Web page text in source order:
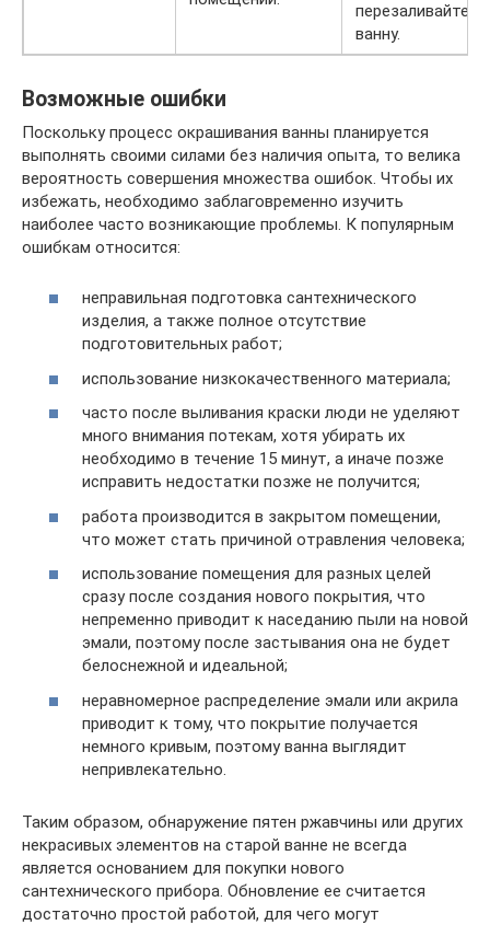
перезаливайте
ванну.
Возможные ошибки
Поскольку процесс окрашивания ванны планируется
выполнять своими силами без наличия опыта, то велика
вероятность совершения множества ошибок. Чтобы их
избежать, необходимо заблаговременно изучить
наиболее часто возникающие проблемы. К популярным
ошибкам относится:
неправильная подготовка сантехнического
изделия, а также полное отсутствие
подготовительных работ;
использование низкокачественного материала;
часто после выливания краски люди не уделяют
много внимания потекам, хотя убирать их
необходимо в течение 15 минут, а иначе позже
исправить недостатки позже не получится;
работа производится в закрытом помещении,
что может стать причиной отравления человека;
использование помещения для разных целей
сразу после создания нового покрытия, что
непременно приводит к наседанию пыли на новой
эмали, поэтому после застывания она не будет
белоснежной и идеальной;
неравномерное распределение эмали или акрила
приводит к тому, что покрытие получается
немного кривым, поэтому ванна выглядит
непривлекательно.
Таким образом, обнаружение пятен ржавчины или других
некрасивых элементов на старой ванне не всегда
является основанием для покупки нового
сантехнического прибора. Обновление ее считается
достаточно простой работой, для чего могут